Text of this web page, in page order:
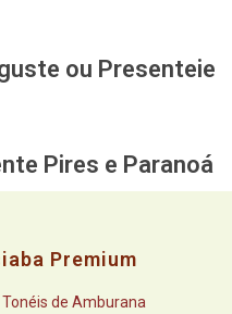
ou Presenteie
Pires e Paranoá
Premium
de Amburana